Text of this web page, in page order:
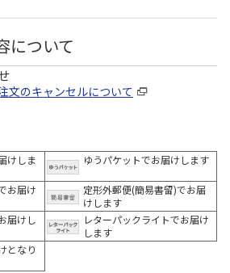
について
文のキャンセルについて
けしま
ゆうパケットでお届けします
お届け
定形外郵便(簡易書留)でお届
けします
届けし
レターパックライトでお届け
します
となり